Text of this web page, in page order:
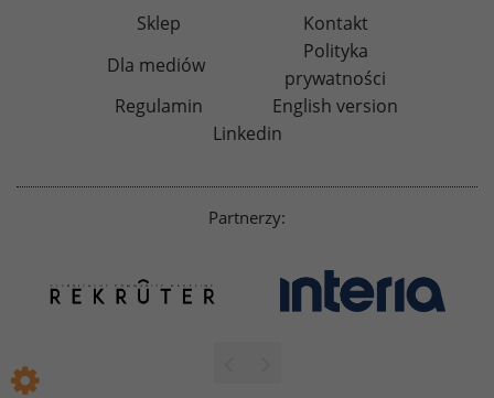
Sklep
Kontakt
Dla mediów
Polityka
prywatności
Regulamin
English version
Linkedin
Partnerzy: